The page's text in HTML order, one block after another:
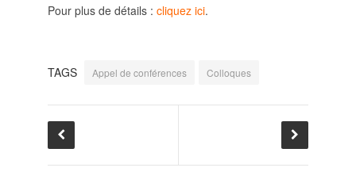
Pour plus de détails : cliquez ici.
TAGS Appel de conférences Colloques